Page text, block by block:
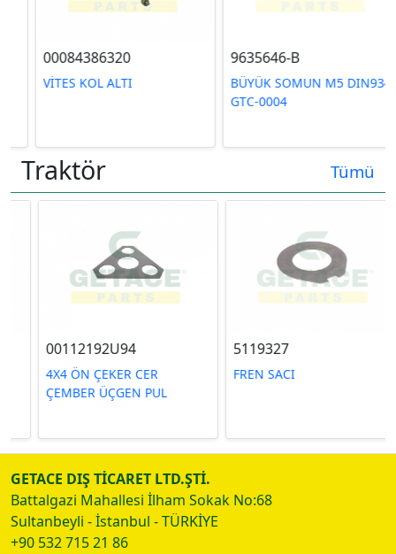
00084386320
VİTES KOL ALTI
9635646-B
BÜYÜK SOMUN M5 DIN934
GTC-0004
Traktör Tümü
00112192U94
4X4 ÖN ÇEKER CER
ÇEMBER ÜÇGEN PUL
5119327
FREN SACI
GETACE DIŞ TİCARET LTD.ŞTİ.
Battalgazi Mahallesi İlham Sokak No:68
Sultanbeyli - İstanbul - TÜRKİYE
+90 532 715 21 86